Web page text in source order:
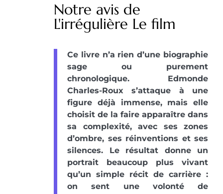
Notre avis de
L'irrégulière Le film
Ce livre n’a rien d’une biographie
sage ou purement
chronologique. Edmonde
Charles-Roux s’attaque à une
figure déjà immense, mais elle
choisit de la faire apparaître dans
sa complexité, avec ses zones
d’ombre, ses réinventions et ses
silences. Le résultat donne un
portrait beaucoup plus vivant
qu’un simple récit de carrière :
on sent une volonté de